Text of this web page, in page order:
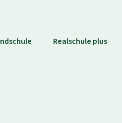
Realschule plus